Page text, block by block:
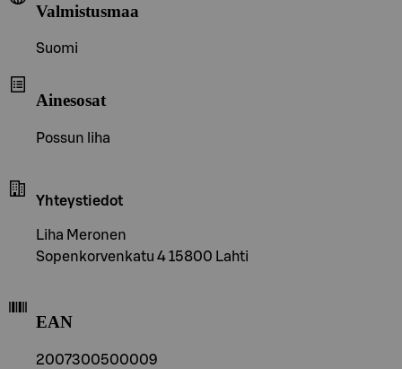
Valmistusmaa
Suomi
Ainesosat
Possun liha
Yhteystiedot
Liha Meronen
Sopenkorvenkatu 4 15800 Lahti
EAN
2007300500009